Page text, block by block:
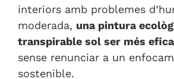
interiors amb problemes
moderada, una pintura
transpirable sol ser més
sense renunciar a un
sostenible.